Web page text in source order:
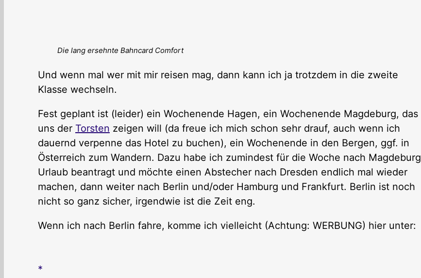
Die lang ersehnte Bahncard Comfort
Und wenn mal wer mit mir reisen mag, dann kann ich ja trotzdem in die zweite
Klasse wechseln.
Fest geplant ist (leider) ein Wochenende Hagen, ein Wochenende Magdeburg, das
uns der Torsten zeigen will (da freue ich mich schon sehr drauf, auch wenn ich
dauernd verpenne das Hotel zu buchen), ein Wochenende in den Bergen, ggf. in
Österreich zum Wandern. Dazu habe ich zumindest für die Woche nach Magdeburg
Urlaub beantragt und möchte einen Abstecher nach Dresden endlich mal wieder
machen, dann weiter nach Berlin und/oder Hamburg und Frankfurt. Berlin ist noch
nicht so ganz sicher, irgendwie ist die Zeit eng.
Wenn ich nach Berlin fahre, komme ich vielleicht (Achtung: WERBUNG) hier unter: